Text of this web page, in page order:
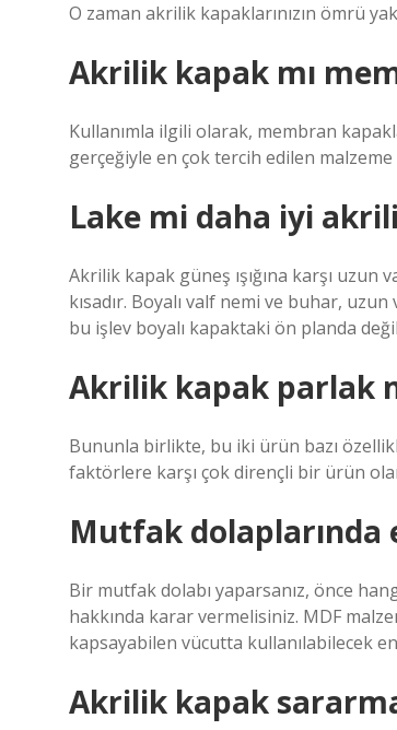
O zaman akrilik kapaklarınızın ömrü
Akrilik kapak mı
Kullanımla ilgili olarak, membran
gerçeğiyle en çok tercih edilen
Lake mi daha iyi
Akrilik kapak güneş ışığına karşı
kısadır. Boyalı valf nemi ve buhar,
bu işlev boyalı kapaktaki ön planda
Akrilik kapak parlak
Bununla birlikte, bu iki ürün bazı
faktörlere karşı çok dirençli bir ürün
Mutfak dolaplarında
Bir mutfak dolabı yaparsanız, önce
hakkında karar vermelisiniz. MDF
kapsayabilen vücutta kullanılabilecek
Akrilik kapak